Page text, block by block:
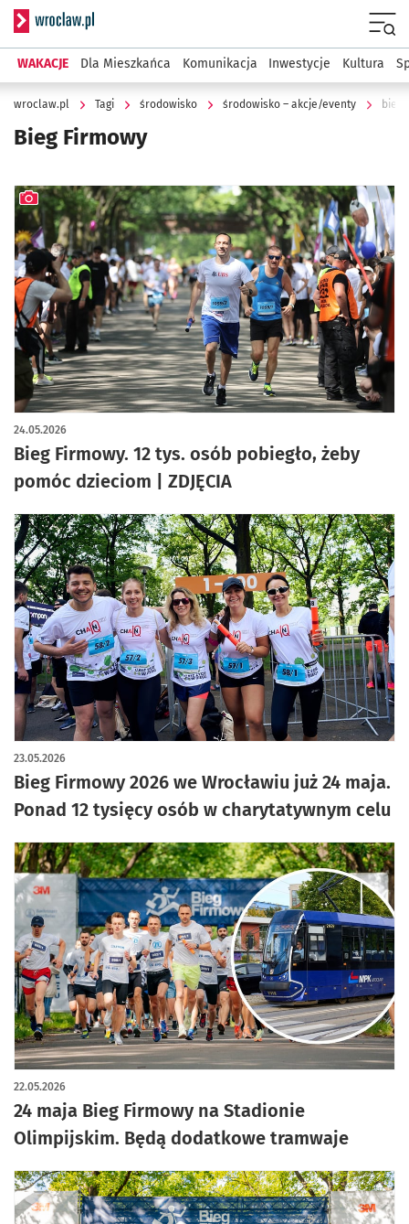
Serwis informacyjny wroclaw.pl
WAKACJE Dla Mieszkańca Komunikacja Inwestycje Kultura
wroclaw.pl Tagi środowisko środowisko – akcje/eventy bieg
Bieg Firmowy
Bieg Firmowy. 12 tys. osób pobiegło, żeby
pomóc dzieciom | ZDJĘCIA
24.05.2026
artykuł z galerią zdjęć
Bieg Firmowy 2026 we Wrocławiu już 24 maja.
Ponad 12 tysięcy osób w charytatywnym celu
23.05.2026
24 maja Bieg Firmowy na Stadionie
Olimpijskim. Będą dodatkowe tramwaje
22.05.2026